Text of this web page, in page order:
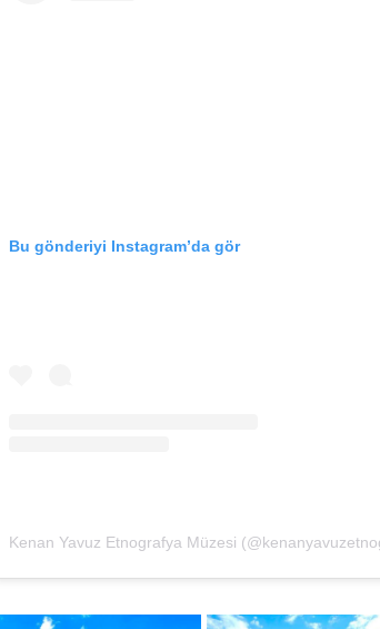
(30 Haz, 2020, 3:55öö PDT)
Bu gönderiyi Instagram’da gör